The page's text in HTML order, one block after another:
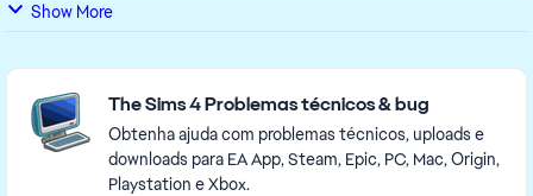
Show More
Featured Places
The Sims 4 Problemas técnicos & bug
Obtenha ajuda com problemas técnicos, uploads e
downloads para EA App, Steam, Epic, PC, Mac, Origin,
Playstation e Xbox.